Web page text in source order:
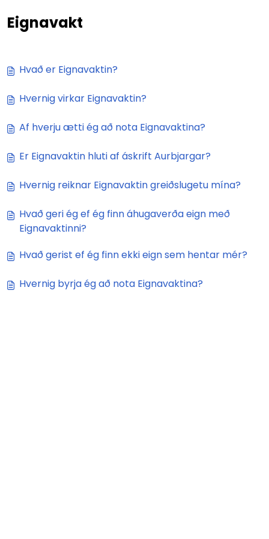
Eignavakt
Hvað er Eignavaktin?
Hvernig virkar Eignavaktin?
Af hverju ætti ég að nota Eignavaktina?
Er Eignavaktin hluti af áskrift Aurbjargar?
Hvernig reiknar Eignavaktin greiðslugetu mína?
Hvað geri ég ef ég finn áhugaverða eign með
Eignavaktinni?
Hvað gerist ef ég finn ekki eign sem hentar mér?
Hvernig byrja ég að nota Eignavaktina?